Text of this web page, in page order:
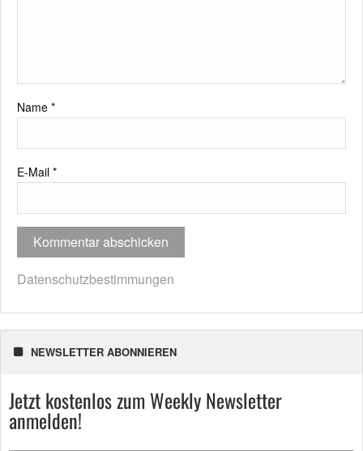
Name *
E-Mail *
Datenschutzbestimmungen
NEWSLETTER ABONNIEREN
Jetzt kostenlos zum Weekly Newsletter
anmelden!